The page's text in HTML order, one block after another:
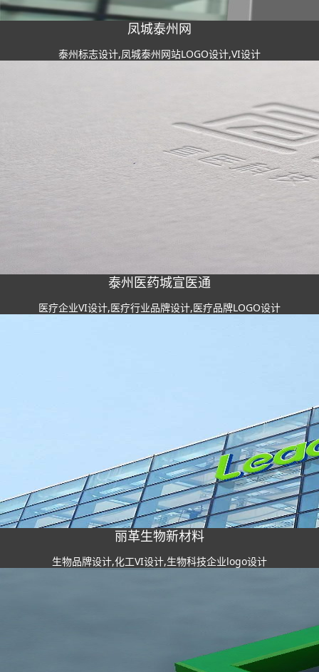
凤城泰州网
泰州标志设计,凤城泰州网站LOGO设计,VI设计
泰州医药城宣医通
医疗企业VI设计,医疗行业品牌设计,医疗品牌LOGO设计
丽革生物新材料
生物品牌设计,化工VI设计,生物科技企业logo设计